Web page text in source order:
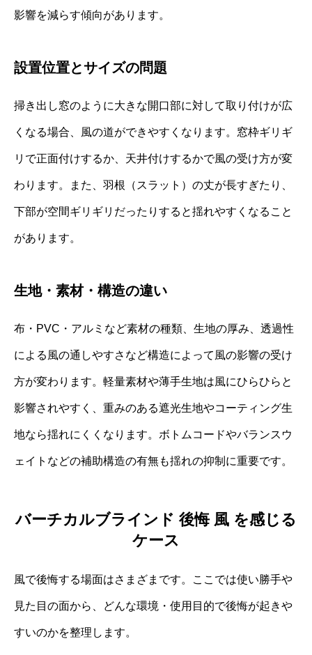
影響を減らす傾向があります。
設置位置とサイズの問題
掃き出し窓のように大きな開口部に対して取り付けが広
くなる場合、風の道ができやすくなります。窓枠ギリギ
リで正面付けするか、天井付けするかで風の受け方が変
わります。また、羽根（スラット）の丈が長すぎたり、
下部が空間ギリギリだったりすると揺れやすくなること
があります。
生地・素材・構造の違い
布・PVC・アルミなど素材の種類、生地の厚み、透過性
による風の通しやすさなど構造によって風の影響の受け
方が変わります。軽量素材や薄手生地は風にひらひらと
影響されやすく、重みのある遮光生地やコーティング生
地なら揺れにくくなります。ボトムコードやバランスウ
ェイトなどの補助構造の有無も揺れの抑制に重要です。
バーチカルブラインド 後悔 風 を感じる
ケース
風で後悔する場面はさまざまです。ここでは使い勝手や
見た目の面から、どんな環境・使用目的で後悔が起きや
すいのかを整理します。